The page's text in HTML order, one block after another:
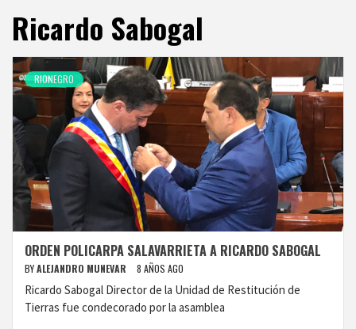
Ricardo Sabogal
RIONEGRO
ORDEN POLICARPA SALAVARRIETA A RICARDO SABOGAL
BYALEJANDRO MUNEVAR 8 AÑOS AGO
Ricardo Sabogal Director de la Unidad de Restitución de
Tierras fue condecorado por la asamblea